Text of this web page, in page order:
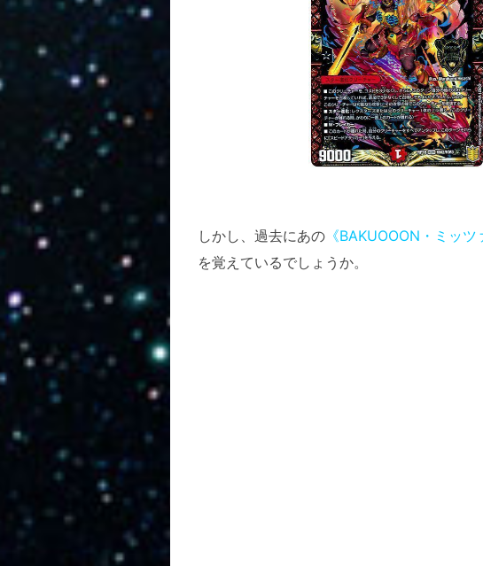
しかし、過去にあの 《BAKUOOON・ミッツ
を覚えているでしょうか。